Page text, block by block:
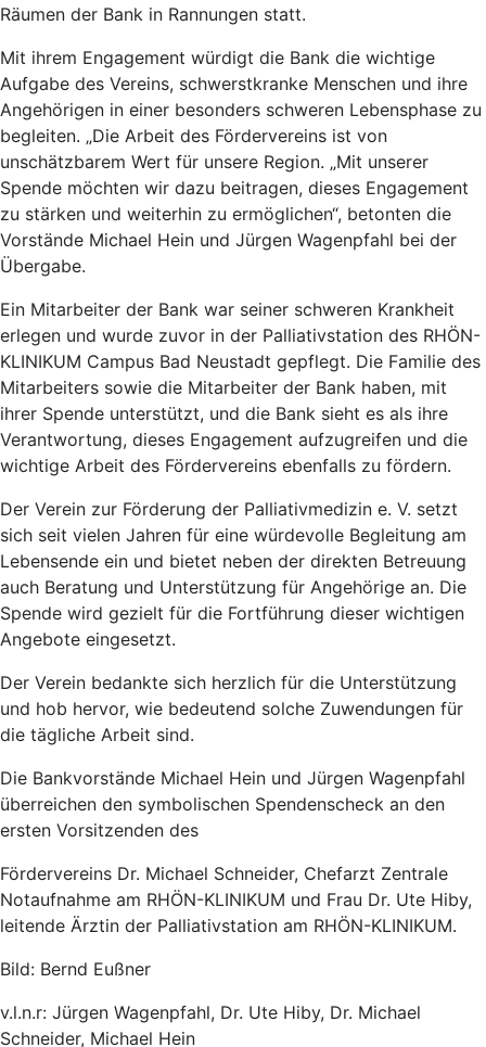
Räumen der Bank in Rannungen statt.
Mit ihrem Engagement würdigt die Bank die wichtige
Aufgabe des Vereins, schwerstkranke Menschen und ihre
Angehörigen in einer besonders schweren Lebensphase zu
begleiten. „Die Arbeit des Fördervereins ist von
unschätzbarem Wert für unsere Region. „Mit unserer
Spende möchten wir dazu beitragen, dieses Engagement
zu stärken und weiterhin zu ermöglichen“, betonten die
Vorstände Michael Hein und Jürgen Wagenpfahl bei der
Übergabe.
Ein Mitarbeiter der Bank war seiner schweren Krankheit
erlegen und wurde zuvor in der Palliativstation des RHÖN-
KLINIKUM Campus Bad Neustadt gepflegt. Die Familie des
Mitarbeiters sowie die Mitarbeiter der Bank haben, mit
ihrer Spende unterstützt, und die Bank sieht es als ihre
Verantwortung, dieses Engagement aufzugreifen und die
wichtige Arbeit des Fördervereins ebenfalls zu fördern.
Der Verein zur Förderung der Palliativmedizin e. V. setzt
sich seit vielen Jahren für eine würdevolle Begleitung am
Lebensende ein und bietet neben der direkten Betreuung
auch Beratung und Unterstützung für Angehörige an. Die
Spende wird gezielt für die Fortführung dieser wichtigen
Angebote eingesetzt.
Der Verein bedankte sich herzlich für die Unterstützung
und hob hervor, wie bedeutend solche Zuwendungen für
die tägliche Arbeit sind.
Die Bankvorstände Michael Hein und Jürgen Wagenpfahl
überreichen den symbolischen Spendenscheck an den
ersten Vorsitzenden des
Fördervereins Dr. Michael Schneider, Chefarzt Zentrale
Notaufnahme am RHÖN-KLINIKUM und Frau Dr. Ute Hiby,
leitende Ärztin der Palliativstation am RHÖN-KLINIKUM.
Bild: Bernd Eußner
v.l.n.r: Jürgen Wagenpfahl, Dr. Ute Hiby, Dr. Michael
Schneider, Michael Hein